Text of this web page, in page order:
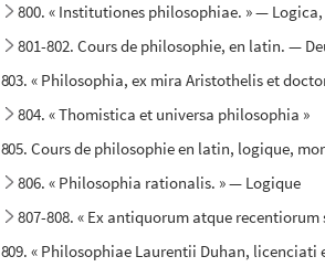
800. « Institutiones philosophiae. » —
801-802. Cours de philosophie, en latin. —
803. « Philosophia, ex mira Aristothelis et
804. « Thomistica et universa philosophia »
805. Cours de philosophie en latin, logique,
806. « Philosophia rationalis. » — Logique
807-808. « Ex antiquorum atque
809. « Philosophiae Laurentii Duhan,